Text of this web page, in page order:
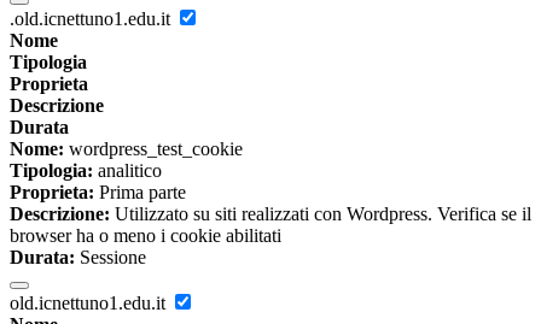
.old.icnettuno1.edu.it
Nome
Tipologia
Proprieta
Descrizione
Durata
Nome: wordpress_test_cookie
Tipologia: analitico
Proprieta: Prima parte
Descrizione: Utilizzato su siti realizzati con Wordpress. Verifica se il
browser ha o meno i cookie abilitati
Durata: Sessione
old.icnettuno1.edu.it